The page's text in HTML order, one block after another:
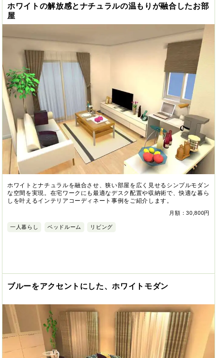
ホワイトの解放感とナチュラルの温もりが融合したお部
屋
ホワイトとナチュラルを融合させ、狭い部屋を広く見せるシンプルモダン
な空間を実現。在宅ワークにも最適なデスク配置や収納術で、快適な暮ら
しを叶えるインテリアコーディネート事例をご紹介します。
月額：30,800円
一人暮らし ベッドルーム リビング
ブルーをアクセントにした、ホワイトモダン